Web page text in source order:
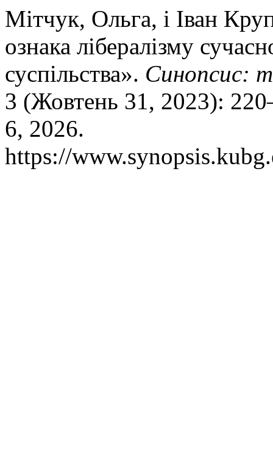
Мітчук, Ольга, і Іван
ознака лібералізму
суспільства». Синопсис:
3 (Жовтень 31, 2023):
6, 2026.
https://